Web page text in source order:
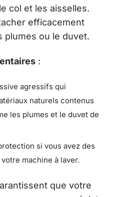
col et les aisselles.
efficacement
plumes ou le duvet.
:
agressifs qui
naturels contenus
les plumes et le duvet de
si vous avez des
machine à laver.
que votre